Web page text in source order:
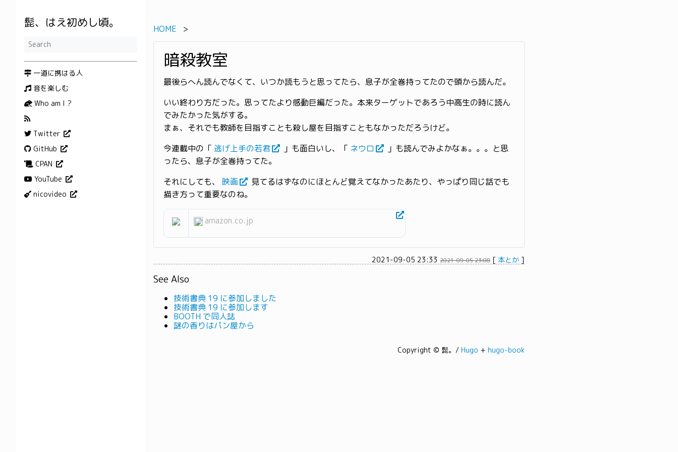
髭、はえ初めし頃。
一道に携はる人
音を楽しむ
Who am I ?
Twitter
GitHub
CPAN
YouTube
nicovideo
HOME
暗殺教室
最後らへん読んでなくて、いつか読もうと思ってたら、息子が全巻持ってたので頭から読んだ。
いい終わり方だった。思ってたより感動巨編だった。本来ターゲットであろう中高生の時に読ん
でみたかった気がする。
まぁ、それでも教師を目指すことも殺し屋を目指すこともなかっただろうけど。
今連載中の「 逃げ上手の若君 」も面白いし、「 ネウロ
」も読んでみよかなぁ。。。と思
ったら、息子が全巻持ってた。
それにしても、 映画
見てるはずなのにほとんど覚えてなかったあたり、やっぱり同じ話でも
描き方って重要なのね。
amazon.co.jp
2021-09-05 23:33 2021-09-05 23:08 [ 本とか ]
See Also
技術書典 19 に参加しました
技術書典 19 に参加します
BOOTH で同人誌
謎の香りはパン屋から
Copyright © 髭。/ Hugo + hugo-book